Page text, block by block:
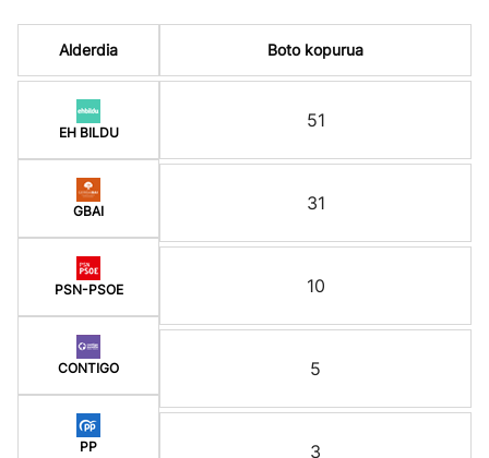
Alderdia
EH BILDU
GBAI
PSN-PSOE
CONTIGO
PP
Boto kopurua
51
31
10
5
3